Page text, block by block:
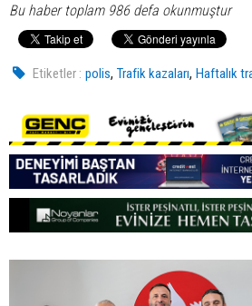
Bu haber toplam 986 defa okunmuştur
Etiketler : polis,Trafik kazaları,Haftalık